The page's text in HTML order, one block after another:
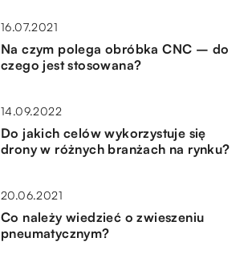
16.07.2021
Na czym polega obróbka CNC – do
czego jest stosowana?
14.09.2022
Do jakich celów wykorzystuje się
drony w różnych branżach na rynku?
20.06.2021
Co należy wiedzieć o zwieszeniu
pneumatycznym?